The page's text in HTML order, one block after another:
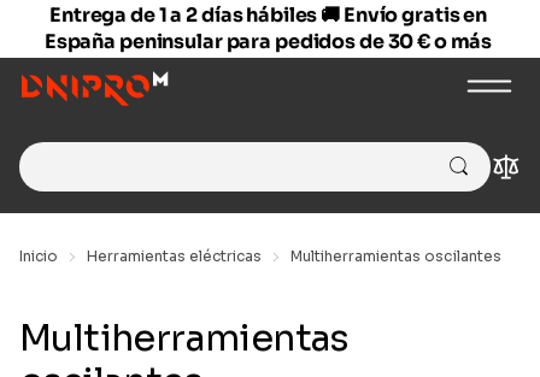
Entrega de 1 a 2 días hábiles 🚚 Envío gratis en
España peninsular para pedidos de 30 € o más
Search
for:
Inicio Herramientas eléctricas Multiherramientas oscilantes
Multiherramientas